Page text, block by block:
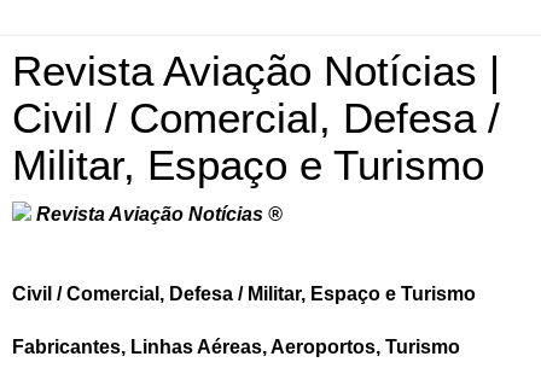
Revista Aviação Notícias |
Civil / Comercial, Defesa /
Militar, Espaço e Turismo
Revista Aviação Notícias ®
Civil / Comercial, Defesa / Militar, Espaço e Turismo
Fabricantes, Linhas Aéreas, Aeroportos, Turismo